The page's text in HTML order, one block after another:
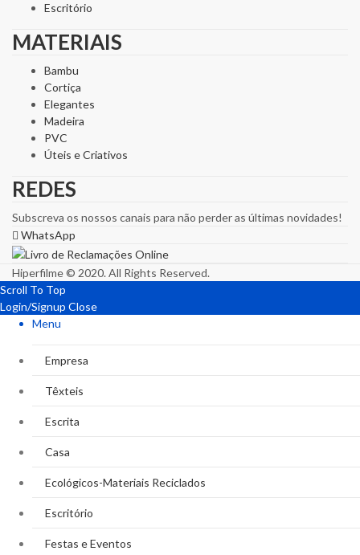
Escritório
MATERIAIS
Bambu
Cortiça
Elegantes
Madeira
PVC
Úteis e Criativos
REDES
Subscreva os nossos canais para não perder as últimas novidades!
WhatsApp
Hiperfilme © 2020. All Rights Reserved.
Scroll To Top
Login/Signup Close
Menu
Empresa
Têxteis
Escrita
Casa
Ecológicos-Materiais Reciclados
Escritório
Festas e Eventos